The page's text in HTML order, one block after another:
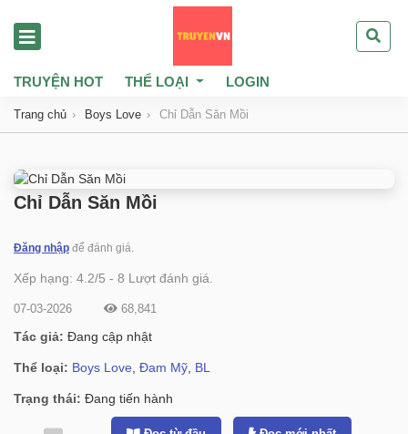
TRUYỆN HOT THỂ LOẠI LOGIN
Trang chủ Boys Love Chỉ Dẫn Săn Mồi
Chỉ Dẫn Săn Mồi
Đăng nhập để đánh giá.
Xếp hạng: 4.2/5 - 8 Lượt đánh giá.
07-03-2026 68,841
Tác giả: Đang cập nhật
Thể loại: Boys Love Đam Mỹ BL
Trạng thái: Đang tiến hành